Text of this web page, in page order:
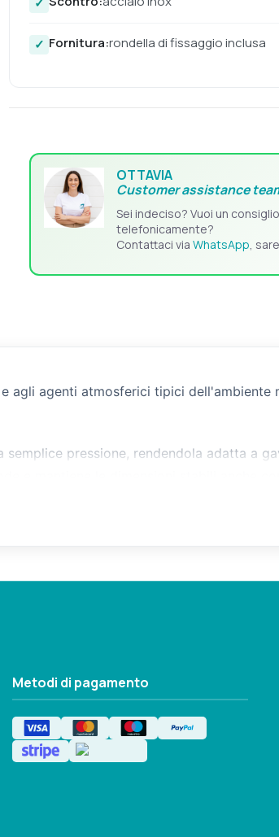
Fornitura:rondella di fissaggio inclusa
OTTAVIA
Customer assistance
Sei indeciso? Vuoi un
telefonicamente?
Contattaci via WhatsApp,
agli agenti atmosferici tipici dell'ambiente
pressione, rendendola adatta a
Metodi di pagamento